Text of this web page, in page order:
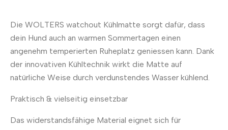
Die WOLTERS watchout Kühlmatte sorgt dafür, dass
dein Hund auch an warmen Sommertagen einen
angenehm temperierten Ruheplatz geniessen kann. Dank
der innovativen Kühltechnik wirkt die Matte auf
natürliche Weise durch verdunstendes Wasser kühlend.
Praktisch & vielseitig einsetzbar
Das widerstandsfähige Material eignet sich für